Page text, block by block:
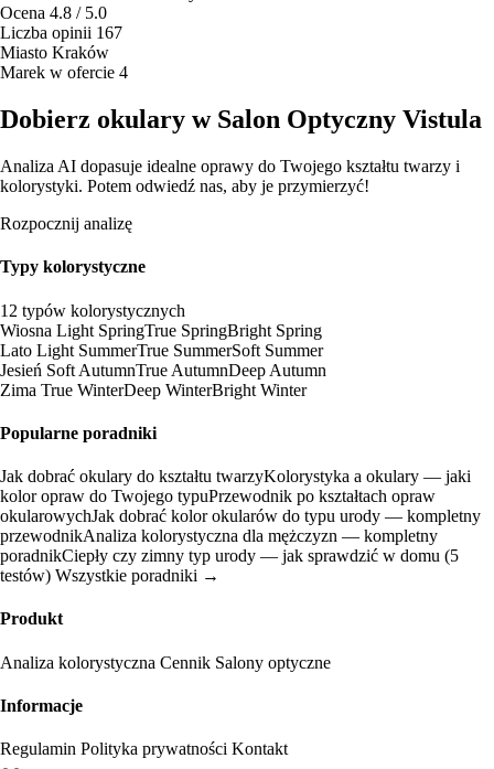
Ocena 4.8 / 5.0
Liczba opinii 167
Miasto Kraków
Marek w ofercie 4
Dobierz okulary w Salon Optyczny Vistula
Analiza AI dopasuje idealne oprawy do Twojego kształtu twarzy i
kolorystyki. Potem odwiedź nas, aby je przymierzyć!
Rozpocznij analizę
Typy kolorystyczne
12 typów kolorystycznych
Wiosna Light SpringTrue SpringBright Spring
Lato Light SummerTrue SummerSoft Summer
Jesień Soft AutumnTrue AutumnDeep Autumn
Zima True WinterDeep WinterBright Winter
Popularne poradniki
Jak dobrać okulary do kształtu twarzyKolorystyka a okulary — jaki
kolor opraw do Twojego typuPrzewodnik po kształtach opraw
okularowychJak dobrać kolor okularów do typu urody — kompletny
przewodnikAnaliza kolorystyczna dla mężczyzn — kompletny
poradnikCiepły czy zimny typ urody — jak sprawdzić w domu (5
testów) Wszystkie poradniki →
Produkt
Analiza kolorystyczna Cennik Salony optyczne
Informacje
Regulamin Polityka prywatności Kontakt